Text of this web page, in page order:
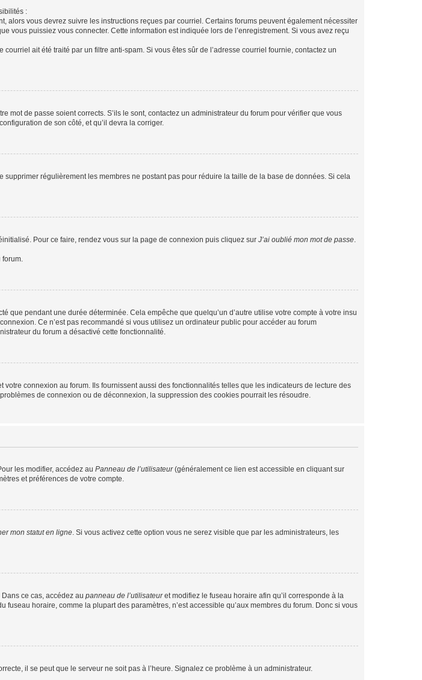
:
alors vous devrez suivre les instructions reçues par courriel. Certains forums peuvent également nécessiter
vous puissiez vous connecter. Cette information est indiquée lors de l’enregistrement. Si vous avez reçu
ait été traité par un filtre anti-spam. Si vous êtes sûr de l’adresse courriel fournie, contactez un
mot de passe soient corrects. S’ils le sont, contactez un administrateur du forum pour vérifier que vous
de son côté, et qu’il devra la corriger.
supprimer régulièrement les membres ne postant pas pour réduire la taille de la base de données. Si cela
Pour ce faire, rendez vous sur la page de connexion puis cliquez sur J’ai oublié mon mot de passe.
forum.
que pendant une durée déterminée. Cela empêche que quelqu’un d’autre utilise votre compte à votre insu
Ce n’est pas recommandé si vous utilisez un ordinateur public pour accéder au forum
du forum a désactivé cette fonctionnalité.
connexion au forum. Ils fournissent aussi des fonctionnalités telles que les indicateurs de lecture des
de connexion ou de déconnexion, la suppression des cookies pourrait les résoudre.
les modifier, accédez au Panneau de l’utilisateur(généralement ce lien est accessible en cliquant sur
et préférences de votre compte.
mon statut en ligne. Si vous activez cette option vous ne serez visible que par les administrateurs, les
ce cas, accédez au panneau de l’utilisateuret modifiez le fuseau horaire afin qu’il corresponde à la
horaire, comme la plupart des paramètres, n’est accessible qu’aux membres du forum. Donc si vous
il se peut que le serveur ne soit pas à l’heure. Signalez ce problème à un administrateur.